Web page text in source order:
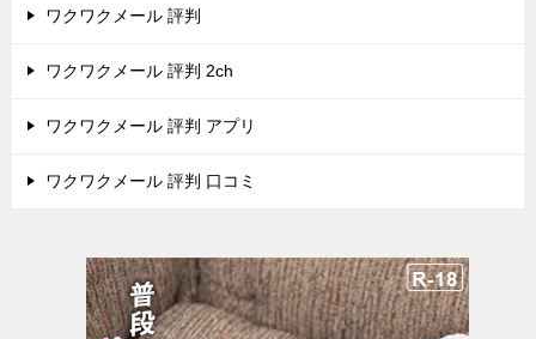
ワクワクメール 評判
ワクワクメール 評判 2ch
ワクワクメール 評判 アプリ
ワクワクメール 評判 口コミ